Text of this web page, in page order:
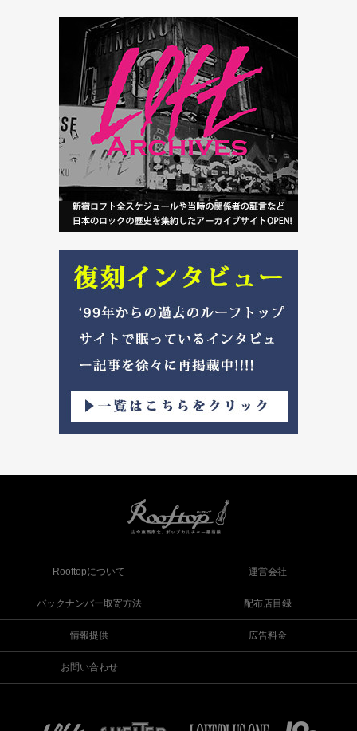
Rooftopについて 運営会社
バックナンバー取寄方法 配布店目録
情報提供 広告料金
お問い合わせ